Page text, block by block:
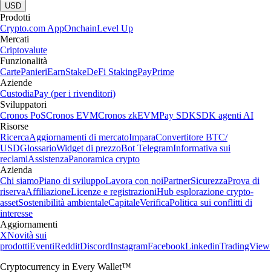
USD
Prodotti
Crypto.com AppOnchainLevel Up
Mercati
Criptovalute
Funzionalità
CartePanieriEarnStakeDeFi StakingPayPrime
Aziende
CustodiaPay (per i rivenditori)
Sviluppatori
Cronos PoSCronos EVMCronos zkEVMPay SDKSDK agenti AI
Risorse
RicercaAggiornamenti di mercatoImparaConvertitore BTC/
USDGlossarioWidget di prezzoBot TelegramInformativa sui
reclamiAssistenzaPanoramica crypto
Azienda
Chi siamoPiano di sviluppoLavora con noiPartnerSicurezzaProva di
riservaAffiliazioneLicenze e registrazioniHub esplorazione crypto-
assetSostenibilità ambientaleCapitaleVerificaPolitica sui conflitti di
interesse
Aggiornamenti
XNovità sui
prodottiEventiRedditDiscordInstagramFacebookLinkedinTradingView
Cryptocurrency in Every Wallet™